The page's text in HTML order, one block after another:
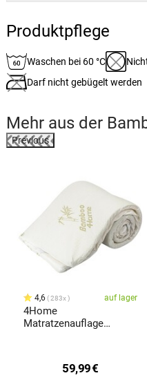
Produktpflege
Waschen bei 60 °C
Darf nicht gebügelt werden
Mehr aus der
Previous
4,6 283x auf lager
4Home
Matratzenauflage
59,99€